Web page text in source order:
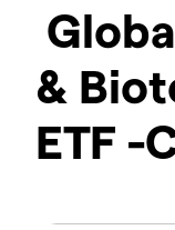
&
ETF -